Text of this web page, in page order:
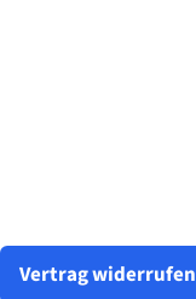
Vertrag widerrufen